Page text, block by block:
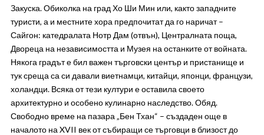
Закуска. Обиколка на град Хо Ши Мин или, както западните
туристи, а и местните хора предпочитат да го наричат –
Сайгон: катедралата Нотр Дам (отвън), Централната поща,
Двореца на независимостта и Музея на останките от войната.
Някога градът е бил важен търговски център и пристанище и
тук среща са си давали виетнамци, китайци, японци, французи,
холандци. Всяка от тези култури е оставила своето
архитектурно и особено кулинарно наследство. Обяд.
Свободно време на пазара „Бен Тхан“ – създаден още в
началото на XVII век от събиращи се търговци в близост до